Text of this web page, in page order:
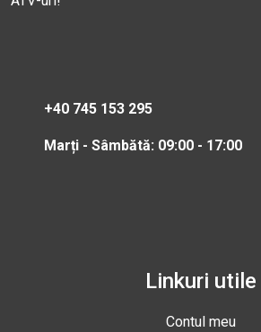
+40 745 153 295
Marți - Sâmbătă: 09:00 - 17:00
Linkuri utile
Contul meu